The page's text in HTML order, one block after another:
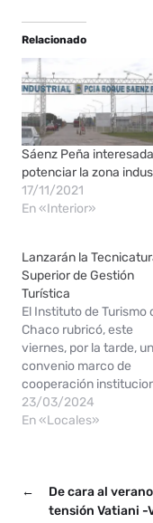
Relacionado
Sáenz Peña
potenciar la zona
17/11/2021
En «Interior»
Lanzarán la
Superior de Gestión
Turística
El Instituto de Turismo
Chaco rubricó, este
viernes, por la tarde, un
convenio marco de
cooperación
asistencia técnica y
académica con el
Tecnicatura Superior
Gestión Turística. Esta
23/03/2024
En «Locales»
←
De cara al
tensión Vatiani -